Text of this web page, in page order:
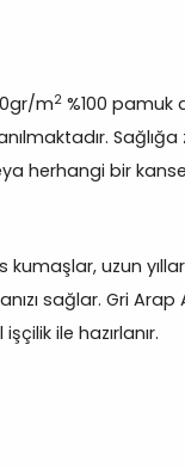
m2 %100 pamuk
Sağlığa
herhangi bir
uzun
sağlar. Gri Arap
ile hazırlanır.